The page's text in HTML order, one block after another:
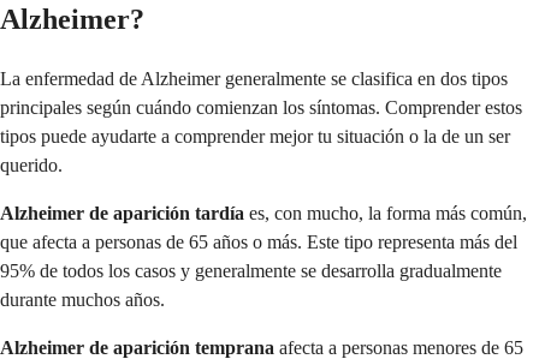
Alzheimer?
La enfermedad de Alzheimer generalmente se clasifica en dos tipos
principales según cuándo comienzan los síntomas. Comprender estos
tipos puede ayudarte a comprender mejor tu situación o la de un ser
querido.
Alzheimer de aparición tardía es, con mucho, la forma más común,
que afecta a personas de 65 años o más. Este tipo representa más del
95% de todos los casos y generalmente se desarrolla gradualmente
durante muchos años.
Alzheimer de aparición temprana afecta a personas menores de 65